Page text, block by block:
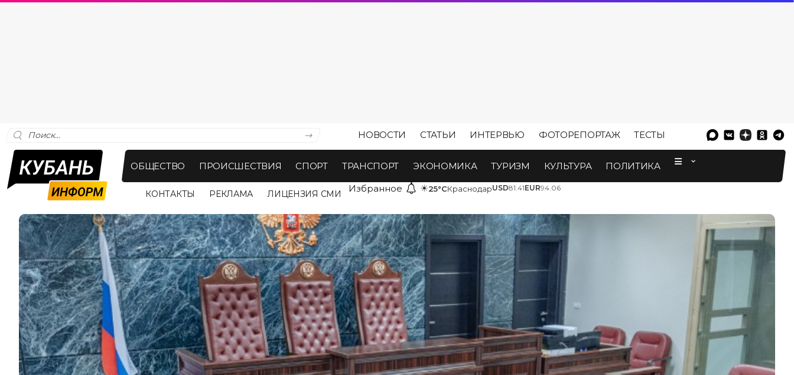
НОВОСТИ СТАТЬИ ИНТЕРВЬЮ ФОТОРЕПОРТАЖ ТЕСТЫ
ОБЩЕСТВО ПРОИСШЕСТВИЯ СПОРТ ТРАНСПОРТ ЭКОНОМИКА ТУРИЗМ КУЛЬТУРА ПОЛИТИКА
КОНТАКТЫ РЕКЛАМА ЛИЦЕНЗИЯ СМИ Избранное ☀25°CКраснодарUSD81.41EUR94.06